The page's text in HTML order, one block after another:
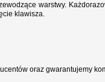
warstwy.
klawisza.
oraz gwarantujemy